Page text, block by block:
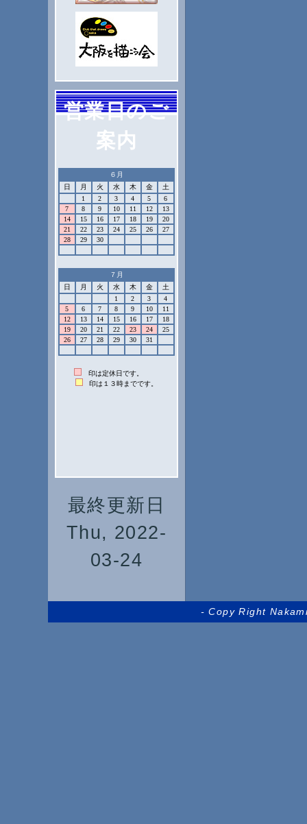
営業日のご
案内
最終更新日
Thu, 2022-
03-24
- Copy Right